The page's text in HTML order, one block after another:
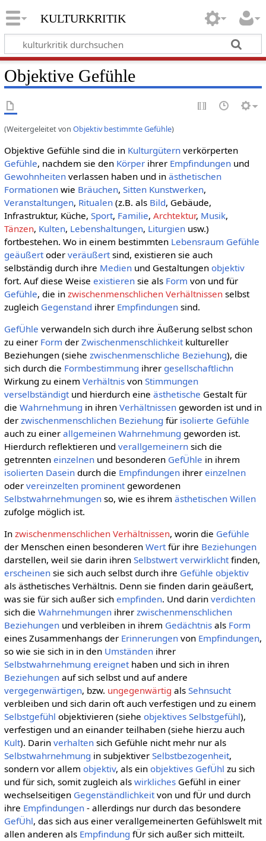
kulturkritik
Objektive Gefühle
(Weitergeleitet von Objektiv bestimmte Gefühle)
Objektive Gefühle sind die in Kulturgüternverkörperten
Gefühle, nachdem sie den Körperihrer Empfindungenund
Gewohnheitenverlassen haben und in ästhetischen
Formationenwie Bräuchen, Sitten Kunstwerken,
Veranstaltungen, Ritualen(z.B. als Bild, Gebäude,
Infrastruktur, Küche, Sport, Familie, Archtektur, Musik,
Tänzen, Kulten, Lebenshaltungen, Liturgienusw.)
fortbestehen. Wo in einem bestimmten Lebensraum Gefühle
geäußertoder veräußertsind, existieren sie auch
selbständig durch ihre Medienund Gestaltungen objektiv
fort. Auf diese Weise existierensie als Form von und für
Gefühle, die in zwischenmenschlichen Verhältnissenselbst
zugleich Gegenstand ihrer Empfindungensind.
GefÜhle verwandeln sich durch ihre Äußerung selbst schon
zu einer Form der Zwischenmenschlichkeitkultureller
Beziehungen (siehe zwischenmenschliche Beziehung), die
sich durch die Formbestimmung ihrer gesellschaftlichn
Wirkung zu einem Verhältnisvon Stimmungen
verselbständigtund hierdurch eine ästhetische Gestalt für
die Wahrnehmung in ihren Verhältnissengeworden ist und in
der zwischenmenschlichen Beziehung für isolierte Gefühle
auch zu einer allgemeinen Wahrnehmung geworden ist.
Hierdurch reflektieren und verallgemeinernsich die
getrennten einzelnenund besonderen GefÜhle in ihrem
isolierten Daseindurch die Empfindungenihrer einzelnen
oder vereinzelten prominentgewordenen
Selbstwahrnehmungenso, wie es ihrem ästhetischen Willen
zufolge möglich ist.
In zwischenmenschlichen Verhältnissen, worin die Gefühle
der Menschen einen besonderen Wertfür ihre Beziehungen
darstellen, weil sie darin ihren Selbstwert verwirklichtfinden,
erscheinensie sich auch selbst durch ihre Gefühle objektiv
als ästhetisches Verhältnis. Denn sie finden darin geäußert,
was sie für sich außer sich empfinden. Und darin verdichten
sich die Wahrnehmungenihrer zwischenmenschlichen
Beziehungenund verbleiben in ihrem Gedächtnisals Form
eines Zusammenhangs der Erinnerungenvon Empfindungen,
so wie sie sich in in den Umständenihrer
Selbstwahrnehmung ereignethaben und sich in ihren
Beziehungenauf sich selbst und auf andere
vergegenwärtigen, bzw. ungegenwärtig als Sehnsucht
verbleiben und sich darin oft auch verfestigen und zu einem
Selbstgefühl objektivieren (siehe objektives Selbstgefühl),
verfestigen und an einander teilhaben (siehe hierzu auch
Kult). Darin verhaltensich Gefühle nicht mehr nur als
Selbstwahrnehmung in subjektiver Selbstbezogenheit,
sondern vor allem objektiv, als ein objektives GefÜhl zu sich
und für sich, somit zugleich als wirklichesGefühl in einer
wechselseitigen Gegenständlichkeitvon und fÜr und durch
ihre Empfindungen- allerdings nur durch das besondere
GefÜhl, das sich aus einer verallgemeinerten Gefühlswelt mit
allen anderen als Empfindung fÜr sich außer sich mitteilt.